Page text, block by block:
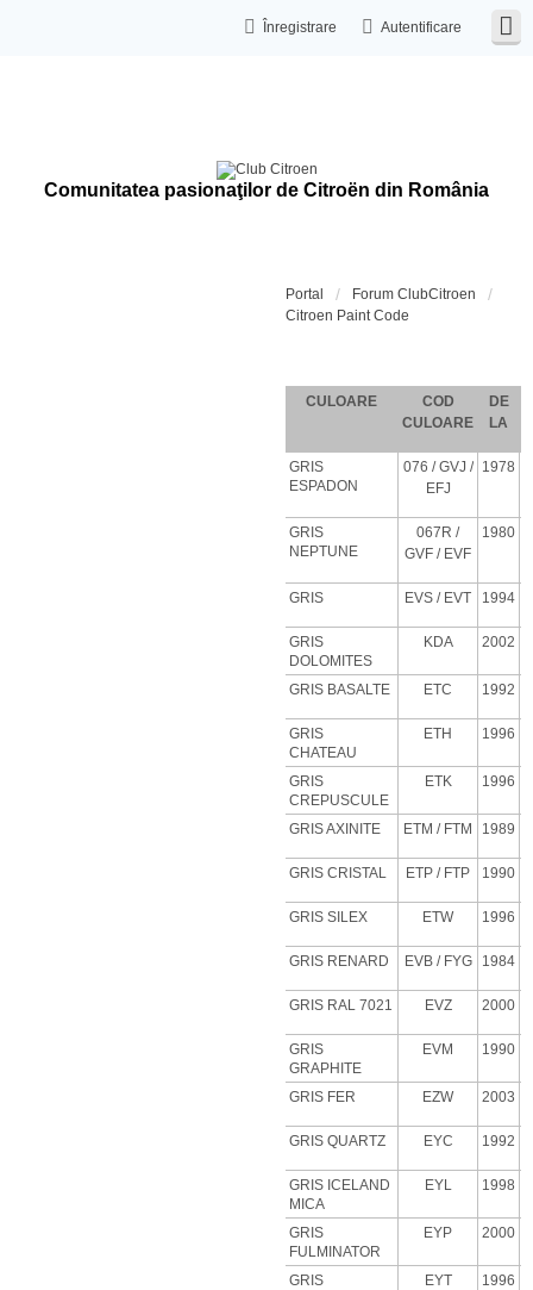
Autentificare
Înregistrare
Comunitatea pasionaţilor de Citroën din România
Portal
Forum ClubCitroen
Citroen Paint Code
CULOARE
COD
CULOARE
DE
LA
GRIS
ESPADON
076 / GVJ /
EFJ
1978
GRIS
NEPTUNE
067R /
GVF / EVF
1980
GRIS EVS / EVT 1994
GRIS
DOLOMITES
KDA 2002
GRIS BASALTE ETC 1992
GRIS
CHATEAU
ETH 1996
GRIS
CREPUSCULE
ETK 1996
GRIS AXINITE ETM / FTM 1989
GRIS CRISTAL ETP / FTP 1990
GRIS SILEX ETW 1996
GRIS RENARD EVB / FYG 1984
GRIS RAL 7021 EVZ 2000
GRIS
GRAPHITE
EVM 1990
GRIS FER EZW 2003
GRIS QUARTZ EYC 1992
GRIS ICELAND
MICA
EYL 1998
GRIS
FULMINATOR
EYP 2000
GRIS
EYT 1996